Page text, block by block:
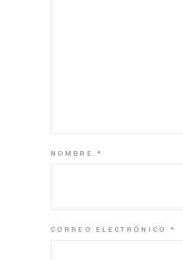
NOMBRE*
CORREO ELECTRÓNICO *